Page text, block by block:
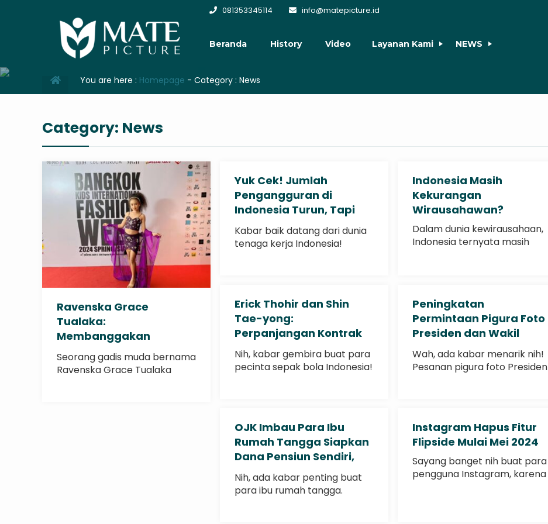
081353345114 info@matepicture.id
Beranda History Video Layanan Kami NEWS
You are here : Homepage - Category : News
Category: News
Ravenska Grace
Tualaka:
Membanggakan
Indonesia di Panggung
Internasional
Seorang gadis muda bernama
Ravenska Grace Tualaka
Yuk Cek! Jumlah
Pengangguran di
Indonesia Turun, Tapi
Masih Ada PR untuk
Dikerjakan
Kabar baik datang dari dunia
tenaga kerja Indonesia!
Indonesia Masih
Kekurangan
Wirausahawan?
Dalam dunia kewirausahaan,
Indonesia ternyata masih
Erick Thohir dan Shin
Tae-yong:
Perpanjangan Kontrak
untuk Masa Depan
Timnas Indonesia
Nih, kabar gembira buat para
pecinta sepak bola Indonesia!
Peningkatan
Permintaan Pigura Foto
Presiden dan Wakil
Presiden Terpilih
Prabowo-Gibran
Wah, ada kabar menarik nih!
Pesanan pigura foto Presiden
OJK Imbau Para Ibu
Rumah Tangga Siapkan
Dana Pensiun Sendiri,
Hindari Generasi
Sandwich
Nih, ada kabar penting buat
para ibu rumah tangga.
Instagram Hapus Fitur
Flipside Mulai Mei 2024
Sayang banget nih buat para
pengguna Instagram, karena